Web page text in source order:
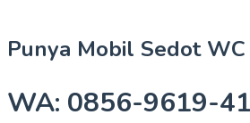
Punya Mobil Sedot WC
WA: 0856-9619-